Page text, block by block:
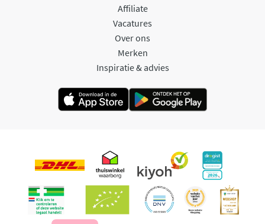
Affiliate
Vacatures
Over ons
Merken
Inspiratie & advies